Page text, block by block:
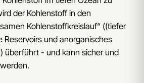
der Kohlenstoff in den
Kohlenstoffkreislauf“ ((tiefer
Reservoirs und anorganisches
überführt - und kann sicher und